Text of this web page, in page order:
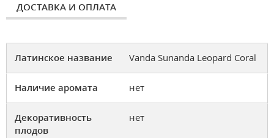
ДОСТАВКА И ОПЛАТА
Латинское название Vanda Sunanda Leopard Coral
Наличие аромата нет
Декоративность
плодов
нет